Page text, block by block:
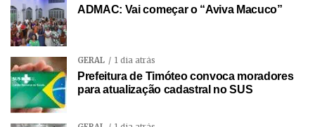
ADMAC: Vai começar o “Aviva Macuco”
GERAL 1 dia atrás
Prefeitura de Timóteo convoca moradores
para atualização cadastral no SUS